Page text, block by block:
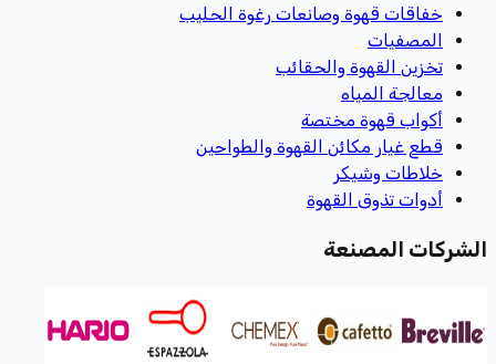
خفاقات قهوة وصانعات رغوة الحليب
المصفيات
تخزين القهوة والحقائب
معالجة المياه
أكواب قهوة مختصة
قطع غيار مكائن القهوة والطواحين
خلاطات وشيكر
أدوات تذوق القهوة
الشركات المصنعة